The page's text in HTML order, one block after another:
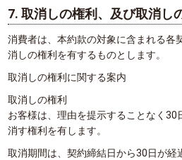
7. 取消しの権利、及び取消し
消費者は、本約款の対象に含まれる各
消しの権利を有するものとします。
取消しの権利に関する案内
取消しの権利
お客様は、理由を提示することなく30
消す権利を有します。
取消期間は、契約締結日から30日が経